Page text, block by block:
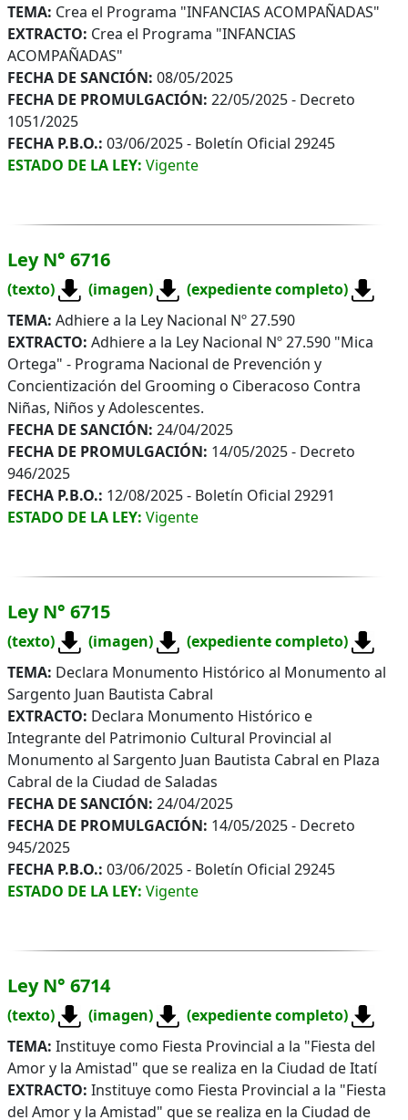
TEMA: Crea el Programa "INFANCIAS ACOMPAÑADAS"
EXTRACTO: Crea el Programa "INFANCIAS
ACOMPAÑADAS"
FECHA DE SANCIÓN: 08/05/2025
FECHA DE PROMULGACIÓN: 22/05/2025 - Decreto
1051/2025
FECHA P.B.O.: 03/06/2025 - Boletín Oficial 29245
ESTADO DE LA LEY: Vigente
Ley N° 6716
(texto) (imagen)
(expediente completo)
TEMA: Adhiere a la Ley Nacional Nº 27.590
EXTRACTO: Adhiere a la Ley Nacional Nº 27.590 "Mica
Ortega" - Programa Nacional de Prevención y
Concientización del Grooming o Ciberacoso Contra
Niñas, Niños y Adolescentes.
FECHA DE SANCIÓN: 24/04/2025
FECHA DE PROMULGACIÓN: 14/05/2025 - Decreto
946/2025
FECHA P.B.O.: 12/08/2025 - Boletín Oficial 29291
ESTADO DE LA LEY: Vigente
Ley N° 6715
(texto) (imagen)
(expediente completo)
TEMA: Declara Monumento Histórico al Monumento al
Sargento Juan Bautista Cabral
EXTRACTO: Declara Monumento Histórico e
Integrante del Patrimonio Cultural Provincial al
Monumento al Sargento Juan Bautista Cabral en Plaza
Cabral de la Ciudad de Saladas
FECHA DE SANCIÓN: 24/04/2025
FECHA DE PROMULGACIÓN: 14/05/2025 - Decreto
945/2025
FECHA P.B.O.: 03/06/2025 - Boletín Oficial 29245
ESTADO DE LA LEY: Vigente
Ley N° 6714
(texto) (imagen)
(expediente completo)
TEMA: Instituye como Fiesta Provincial a la "Fiesta del
Amor y la Amistad" que se realiza en la Ciudad de Itatí
EXTRACTO: Instituye como Fiesta Provincial a la "Fiesta
del Amor y la Amistad" que se realiza en la Ciudad de